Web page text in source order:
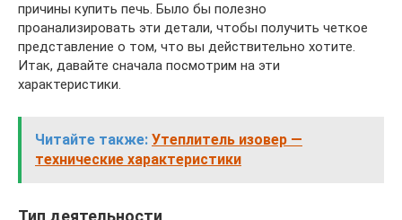
причины купить печь. Было бы полезно
проанализировать эти детали, чтобы получить четкое
представление о том, что вы действительно хотите.
Итак, давайте сначала посмотрим на эти
характеристики.
Читайте также: Утеплитель изовер —
технические характеристики
Тип деятельности